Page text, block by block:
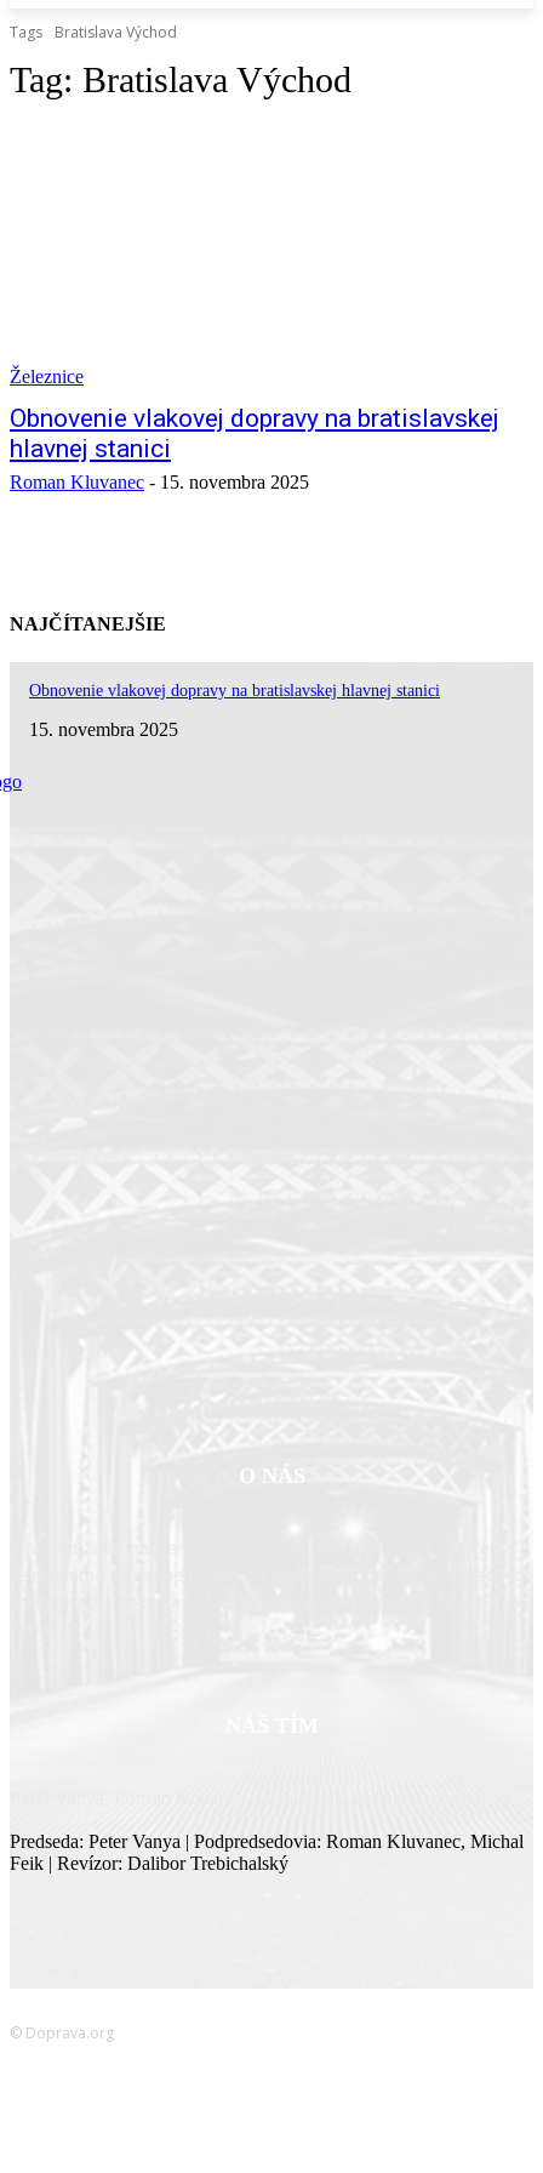
Tags Bratislava Východ
Tag: Bratislava Východ
Železnice
Obnovenie vlakovej dopravy na bratislavskej
hlavnej stanici
Roman Kluvanec - 15. novembra 2025
NAJČÍTANEJŠIE
Obnovenie vlakovej dopravy na bratislavskej hlavnej stanici
15. novembra 2025
O NÁS
Predseda: Peter Vanya | Podpredsedovia: Roman Kluvanec, Michal
Feik | Revízor: Dalibor Trebichalský
© Doprava.org